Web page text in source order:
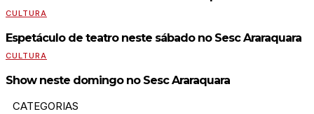
CULTURA
Espetáculo de teatro neste sábado no Sesc Araraquara
CULTURA
Show neste domingo no Sesc Araraquara
CATEGORIAS